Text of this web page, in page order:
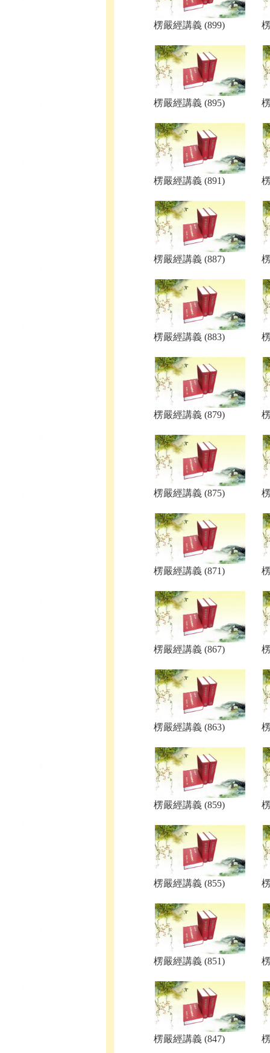
楞嚴經講義 (899)
楞嚴經講義 (895)
楞嚴經講義 (891)
楞嚴經講義 (887)
楞嚴經講義 (883)
楞嚴經講義 (879)
楞嚴經講義 (875)
楞嚴經講義 (871)
楞嚴經講義 (867)
楞嚴經講義 (863)
楞嚴經講義 (859)
楞嚴經講義 (855)
楞嚴經講義 (851)
楞嚴經講義 (847)